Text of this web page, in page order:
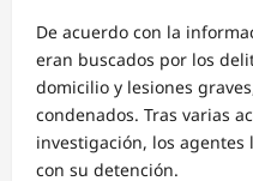
De acuerdo con la
eran buscados por los
domicilio y lesiones
condenados. Tras varias
investigación, los
con su detención.